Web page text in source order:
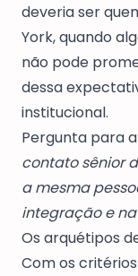
deveria ser
York, quando
não pode
dessa
institucional.
Pergunta para
contato sênior
a mesma
integração e
Os arquétipos
Com os